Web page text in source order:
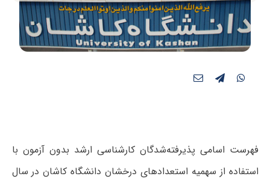
فهرست اسامی پذیرفته‌شدگان کارشناسی ارشد بدون آزمون با
استفاده از سهمیه استعدادهای درخشان دانشگاه کاشان در سال